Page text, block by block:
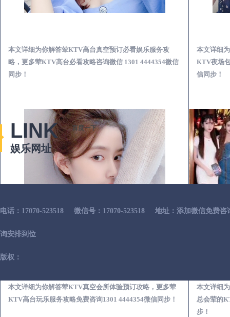
本文详细为你解答荤KTV高台真空预订必看娱乐服务攻
略，更多荤KTV高台必看攻略咨询微信 1301 4444354微信
同步！
本文详细
KTV夜场
信同步！
本文详细为你解答荤KTV真空会所体验预订攻略，更多荤
KTV高台玩乐服务攻略免费咨询1301 4444354微信同步！
本文详细
总会荤的
步！
LINK
娱乐网址
百度一下
电话：17070-523518 微信号：17070-523518 地址：添加微信免费
询安排到位
版权：